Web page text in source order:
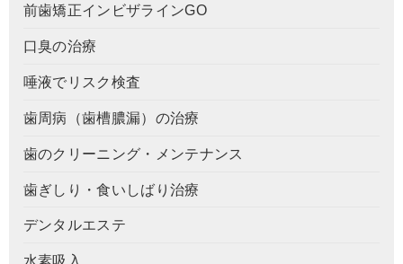
前歯矯正インビザラインGO
口臭の治療
唾液でリスク検査
歯周病（歯槽膿漏）の治療
歯のクリーニング・メンテナンス
歯ぎしり・食いしばり治療
デンタルエステ